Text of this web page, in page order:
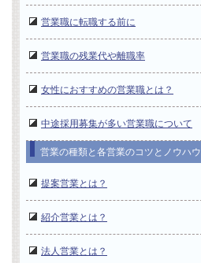
営業職に転職する前に
営業職の残業代や離職率
女性におすすめの営業職とは？
中途採用募集が多い営業職について
営業の種類と各営業のコツとノウハウ
提案営業とは？
紹介営業とは？
法人営業とは？